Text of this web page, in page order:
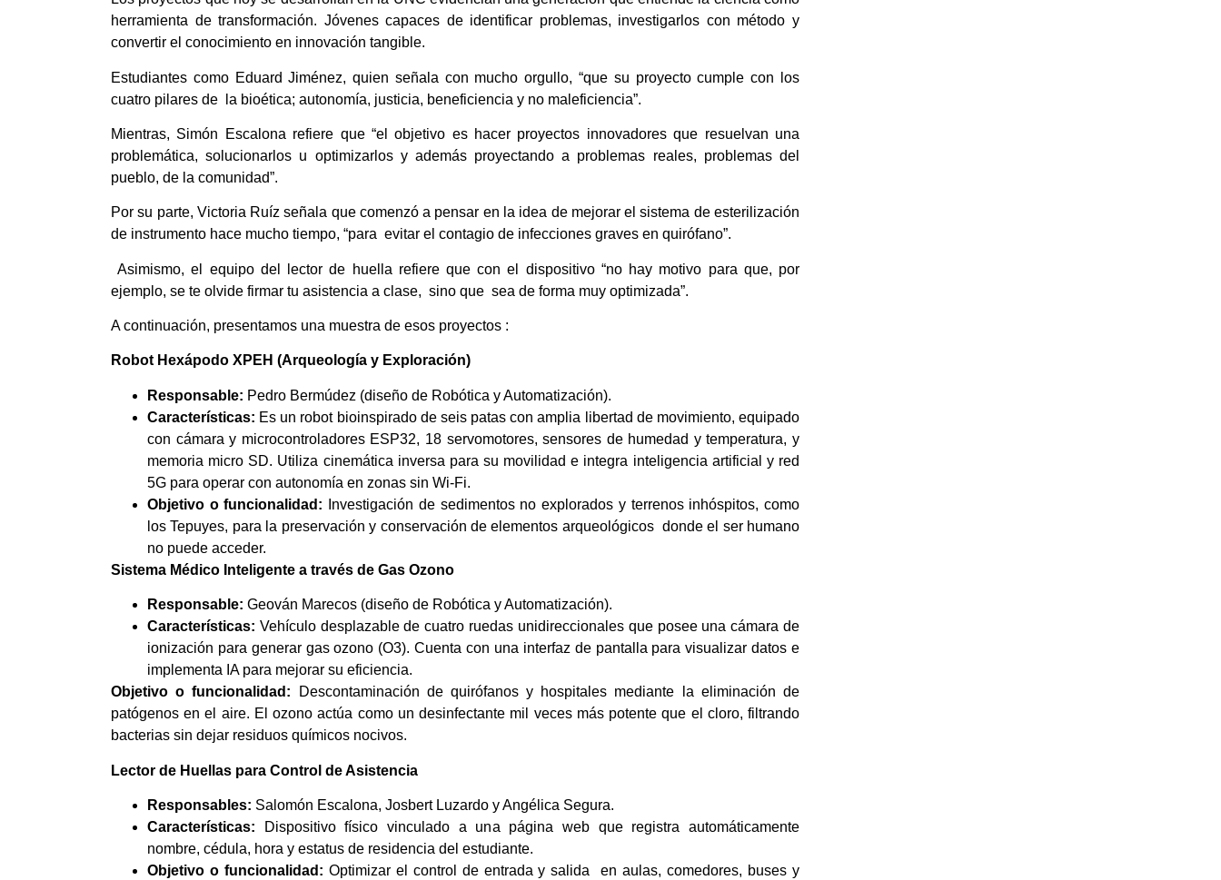
herramienta de transformación. Jóvenes capaces de identificar problemas, investigarlos con método y
convertir el conocimiento en innovación tangible.
Estudiantes como Eduard Jiménez, quien señala con mucho orgullo, “que su proyecto cumple con los
cuatro pilares de la bioética; autonomía, justicia, beneficiencia y no maleficiencia”.
Mientras, Simón Escalona refiere que “el objetivo es hacer proyectos innovadores que resuelvan una
problemática, solucionarlos u optimizarlos y además proyectando a problemas reales, problemas del
pueblo, de la comunidad”.
Por su parte, Victoria Ruíz señala que comenzó a pensar en la idea de mejorar el sistema de esterilización
de instrumento hace mucho tiempo, “para evitar el contagio de infecciones graves en quirófano”.
Asimismo, el equipo del lector de huella refiere que con el dispositivo “no hay motivo para que, por
ejemplo, se te olvide firmar tu asistencia a clase, sino que sea de forma muy optimizada”.
A continuación, presentamos una muestra de esos proyectos :
Robot Hexápodo XPEH (Arqueología y Exploración)
Responsable: Pedro Bermúdez (diseño de Robótica y Automatización).
Características: Es un robot bioinspirado de seis patas con amplia libertad de movimiento, equipado
con cámara y microcontroladores ESP32, 18 servomotores, sensores de humedad y temperatura, y
memoria micro SD. Utiliza cinemática inversa para su movilidad e integra inteligencia artificial y red
5G para operar con autonomía en zonas sin Wi-Fi.
Objetivo ofuncionalidad: Investigación de sedimentos no explorados y terrenos inhóspitos, como
los Tepuyes, para la preservación y conservación de elementos arqueológicos donde el ser humano
no puede acceder.
Sistema Médico Inteligente a través de Gas Ozono
Responsable: Geován Marecos (diseño de Robótica y Automatización).
Características: Vehículo desplazable de cuatro ruedas unidireccionales que posee una cámara de
ionización para generar gas ozono (O3). Cuenta con una interfaz de pantalla para visualizar datos e
implementa IA para mejorar su eficiencia.
Objetivo o funcionalidad: Descontaminación de quirófanos y hospitales mediante la eliminación de
patógenos en el aire. El ozono actúa como un desinfectante mil veces más potente que el cloro, filtrando
bacterias sin dejar residuos químicos nocivos.
Lector de Huellas para Control de Asistencia
Responsables: Salomón Escalona, Josbert Luzardo y Angélica Segura.
Características: Dispositivo físico vinculado a una página web que registra automáticamente
nombre, cédula, hora y estatus de residencia del estudiante.
Objetivo o funcionalidad: Optimizar el control de entrada y salida en aulas, comedores, buses y